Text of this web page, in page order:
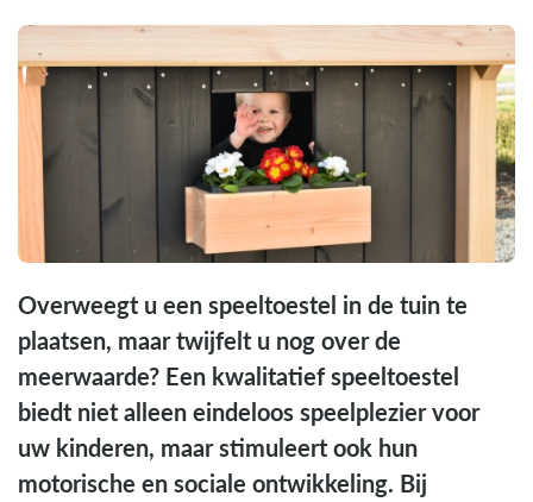
Overweegt u een speeltoestel in de tuin te
plaatsen, maar twijfelt u nog over de
meerwaarde? Een kwalitatief speeltoestel
biedt niet alleen eindeloos speelplezier voor
uw kinderen, maar stimuleert ook hun
motorische en sociale ontwikkeling. Bij